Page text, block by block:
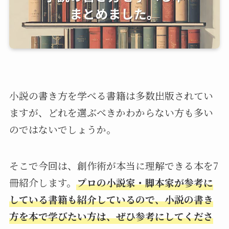
小説の書き方を学べる書籍は多数出版されてい
ますが、どれを選ぶべきかわからない方も多い
のではないでしょうか。
そこで今回は、創作術が本当に理解できる本を7
冊紹介します。 プロの小説家・脚本家が参考に
している書籍も紹介しているので、小説の書き
方を本で学びたい方は、ぜひ参考にしてくださ